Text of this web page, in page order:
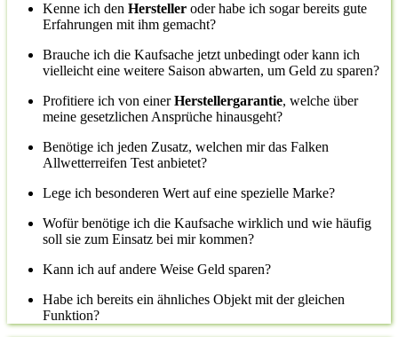
Kenne ich den Hersteller oder habe ich sogar bereits gute
Erfahrungen mit ihm gemacht?
Brauche ich die Kaufsache jetzt unbedingt oder kann ich
vielleicht eine weitere Saison abwarten, um Geld zu sparen?
Profitiere ich von einerHerstellergarantie, welche über
meine gesetzlichen Ansprüche hinausgeht?
Benötige ich jeden Zusatz, welchen mir das Falken
Allwetterreifen Test anbietet?
Lege ich besonderen Wert auf eine spezielle Marke?
Wofür benötige ich die Kaufsache wirklich und wie häufig
soll sie zum Einsatz bei mir kommen?
Kann ich auf andere Weise Geld sparen?
Habe ich bereits ein ähnliches Objekt mit der gleichen
Funktion?